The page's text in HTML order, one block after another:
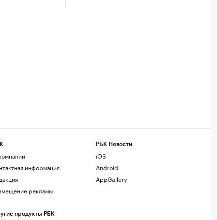
информация
рекламы
продукты РБК
РБК Новости
iOS
Android
AppGallery